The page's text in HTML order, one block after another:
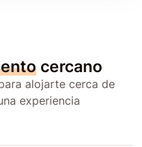
cercano
alojarte cerca de
experiencia